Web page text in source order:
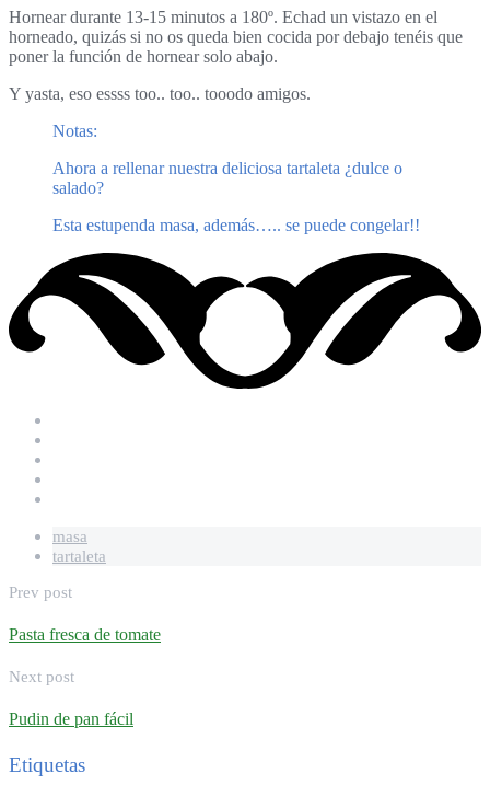
Hornear durante 13-15 minutos a 180º. Echad un vistazo en el
horneado, quizás si no os queda bien cocida por debajo tenéis que
poner la función de hornear solo abajo.
Y yasta, eso essss too.. too.. tooodo amigos.
Notas:
Ahora a rellenar nuestra deliciosa tartaleta ¿dulce o
salado?
Esta estupenda masa, además….. se puede congelar!!
masa
tartaleta
Prev post
Pasta fresca de tomate
Next post
Pudin de pan fácil
Etiquetas